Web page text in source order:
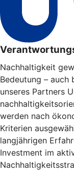
Nachhaltigkeit
Bedeutung – auch
unseres Partners
werden nach
Kriterien
langjährigen
Investment im